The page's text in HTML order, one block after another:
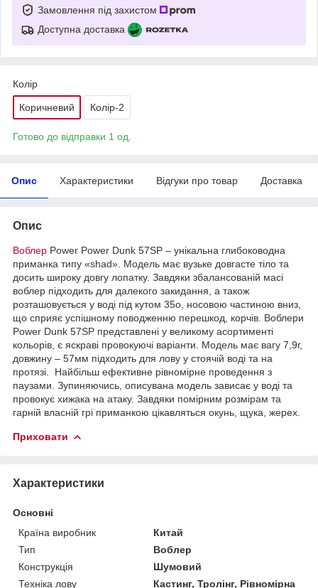
Замовлення під захистом
Доступна доставка
Колір
Коричневий Колір-2
Готово до відправки 1 од.
Опис Характеристики Відгуки про товар Доставка
Опис
Воблер Power Power Dunk 57SP – унікальна глибоководна
приманка типу «shad». Модель має вузьке довгасте тіло та
досить широку довгу лопатку. Завдяки збалансованій масі
воблер підходить для далекого закидання, а також
розташовується у воді під кутом 35о, носовою частиною вниз,
що сприяє успішному поводженню перешкод, корчів. Воблери
Power Dunk 57SP представлені у великому асортименті
кольорів, є яскраві провокуючі варіанти. Модель має вагу 7,9г,
довжину – 57мм підходить для лову у стоячій воді та на
протязі. Найбільш ефективне рівномірне проведення з
паузами. Зупиняючись, описувана модель зависає у воді та
провокує хижака на атаку. Завдяки помірним розмірам та
гарній власній грі приманкою цікавляться окунь, щука, жерех.
Приховати
Характеристики
Основні
Країна виробник
Китай
Тип
Воблер
Конструкція
Шумовий
Техніка лову
Кастинг, Тролінг, Рівномірна